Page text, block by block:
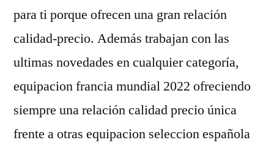
para ti porque ofrecen una gran relación
calidad-precio. Además trabajan con las
ultimas novedades en cualquier categoría,
equipacion francia mundial 2022 ofreciendo
siempre una relación calidad precio única
frente a otras equipacion seleccion española